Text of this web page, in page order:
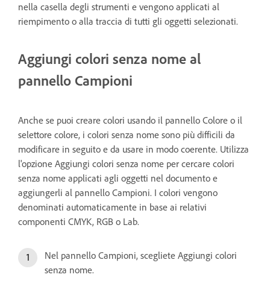
nella casella degli strumenti e vengono applicati al
riempimento o alla traccia di tutti gli oggetti selezionati.
Aggiungi colori senza nome al
pannello Campioni
Anche se puoi creare colori usando il pannello Colore o il
selettore colore, i colori senza nome sono più difficili da
modificare in seguito e da usare in modo coerente. Utilizza
l'opzione Aggiungi colori senza nome per cercare colori
senza nome applicati agli oggetti nel documento e
aggiungerli al pannello Campioni. I colori vengono
denominati automaticamente in base ai relativi
componenti CMYK, RGB o Lab.
Nel pannello Campioni, scegliete Aggiungi colori
senza nome.